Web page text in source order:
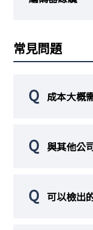
常見問題
Q 成本大概
Q 與其他公
Q 可以檢出